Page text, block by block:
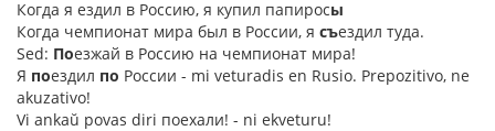
Когда я ездил в Россию, я купил папиросы
Когда чемпионат мира был в России, я съездил туда.
Sed: Поезжай в Россию на чемпионат мира!
Я поездил по России - mi veturadis en Rusio. Prepozitivo, ne
akuzativo!
Vi ankaŭ povas diri поехали! - ni ekveturu!